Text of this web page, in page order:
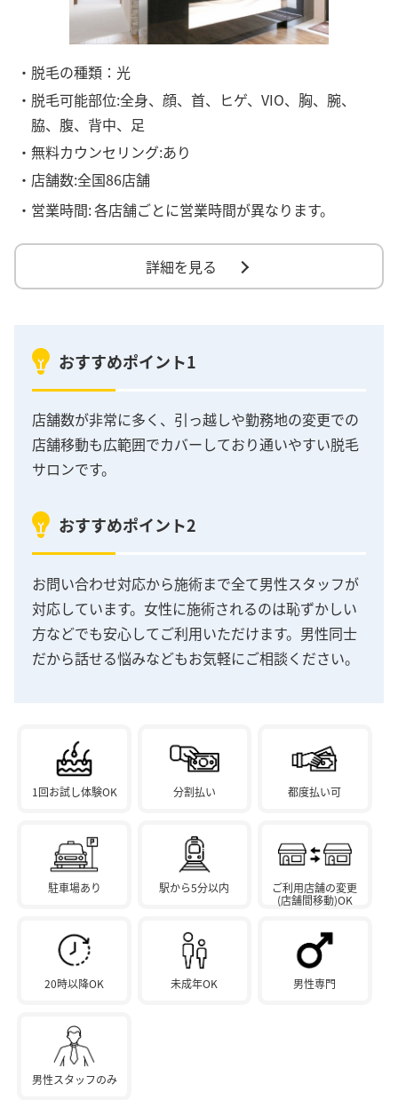
・脱毛の種類：光
・脱毛可能部位:全身、顔、首、ヒゲ、VIO、胸、腕、
脇、腹、背中、足
・無料カウンセリング:あり
・店舗数:全国86店舗
・営業時間:各店舗ごとに営業時間が異なります。
詳細を見る
おすすめポイント1
店舗数が非常に多く、引っ越しや勤務地の変更での
店舗移動も広範囲でカバーしており通いやすい脱毛
サロンです。
おすすめポイント2
お問い合わせ対応から施術まで全て男性スタッフが
対応しています。女性に施術されるのは恥ずかしい
方などでも安心してご利用いただけます。男性同士
だから話せる悩みなどもお気軽にご相談ください。
1回お試し体験OK 分割払い 都度払い可
駐車場あり 駅から5分以内
ご利用店舗の変更
(店舗間移動)OK
20時以降OK 未成年OK 男性専門
男性スタッフのみ